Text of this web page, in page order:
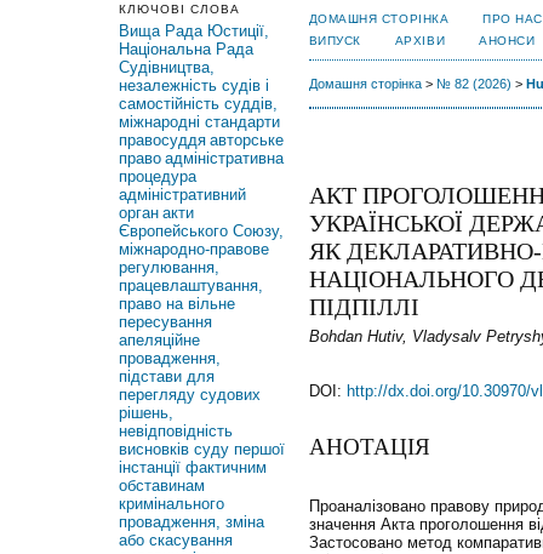
КЛЮЧОВІ СЛОВА
Вища Рада Юстиції,
Національна Рада
Судівництва,
незалежність судів і
самостійність суддів,
міжнародні стандарти
правосуддя авторське
право адміністративна
процедура
адміністративний
орган акти
Європейського Союзу,
міжнародно-правове
регулювання,
працевлаштування,
право на вільне
пересування
апеляційне
провадження,
підстави для
перегляду судових
рішень,
невідповідність
висновків суду першої
інстанції фактичним
обставинам
кримінального
провадження, зміна
або скасування
ДОМАШНЯ СТОРІНКА
ПРО НАС
ВИПУСК
АРХІВИ АНОНСИ
Домашня сторінка> № 82 (2026) >
АКТ
УКРАЇНСЬКОЇ
ЯК
НАЦІОНАЛЬНОГО
ПІДПІЛЛІ
Bohdan Hutiv, Vladysalv
DOI: http://dx.doi.org/10.30970/
АНОТАЦІЯ
Проаналізовано правову
значення Акта проголошення
Застосовано метод